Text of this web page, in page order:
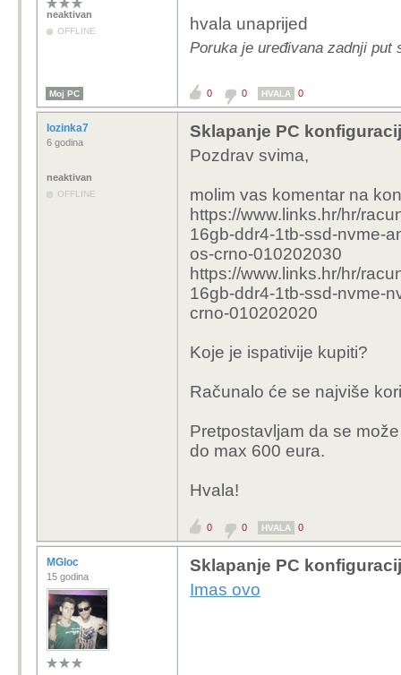
neaktivan
OFFLINE hvala unaprijed
Poruka je uređivana zadnji put
Moj PC 0 0 HVALA 0
lozinka7
6 godina
neaktivan
OFFLINE
Sklapanje PC
Pozdrav svima,
molim vas komentar na
https://www.links.hr/hr/
16gb-ddr4-1tb-ssd-nvme-
os-crno-010202030
https://www.links.hr/hr/
16gb-ddr4-1tb-ssd-nvme-
crno-010202020
Koje je ispativije kupiti?
Računalo će se najviše
Pretpostavljam da se
do max 600 eura.
Hvala!
0 0 HVALA 0
MGloc
15 godina
Sklapanje PC
Imas ovo